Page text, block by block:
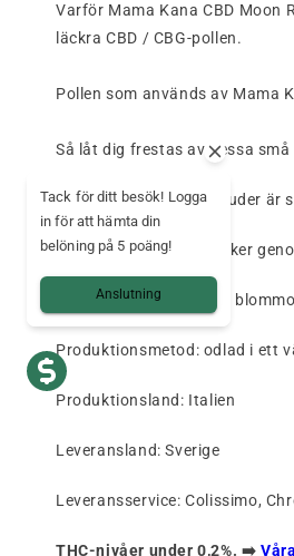
Varför Mama Kana CBD Moon
läckra CBD / CBG-pollen.
Pollen som används av Mama
Så låt dig frestas av dessa
Blommorna som vi erbjuder är
Låt oss veta vad du tycker
Alla våra foton är av de
Produktionsmetod: odlad i ett
Produktionsland: Italien
Leveransland: Sverige
Leveransservice: Colissimo,
THC-nivåer under 0,2%. ➡️
Tack för ditt besök! Logga
in för att hämta din
belöning på 5 poäng!
Anslutning